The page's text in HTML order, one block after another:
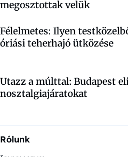
megosztottak velük
Félelmetes: Ilyen
óriási teherhajó ütközése
Utazz a múlttal: Budapest
nosztalgiajáratokat
Rólunk